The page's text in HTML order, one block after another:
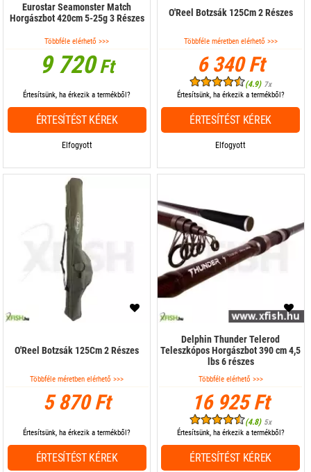
Eurostar Seamonster Match
Horgászbot 420cm 5-25g 3 Részes
Többféle elérhető >>>
9 720Ft
Elfogyott
Értesítsünk, ha érkezik a termékből?
ÉRTESÍTÉST KÉREK
O'Reel Botzsák 125Cm 2 Részes
Többféle méretben elérhető >>>
6 340 Ft
(4.9) 7x
Elfogyott
Értesítsünk, ha érkezik a termékből?
ÉRTESÍTÉST KÉREK
O'Reel Botzsák 125Cm 2 Részes
Többféle méretben elérhető >>>
5 870 Ft
Értesítsünk, ha érkezik a termékből?
ÉRTESÍTÉST KÉREK
Delphin Thunder Telerod
Teleszkópos Horgászbot 390 cm 4,5
lbs 6 részes
Többféle elérhető >>>
16 925 Ft
(4.8) 5x
Értesítsünk, ha érkezik a termékből?
ÉRTESÍTÉST KÉREK